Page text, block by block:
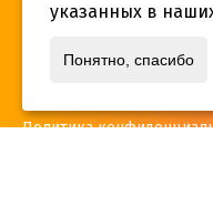
г. Краснодар,
Политика
указанных в
Понятно, спасибо